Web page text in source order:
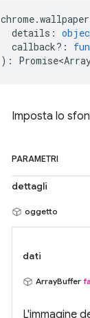
chrome.wallpaper
details :
callback? :
) :
Imposta lo
PARAMETRI
dettagli
oggetto
dati
ArrayBuffer
L'immagine